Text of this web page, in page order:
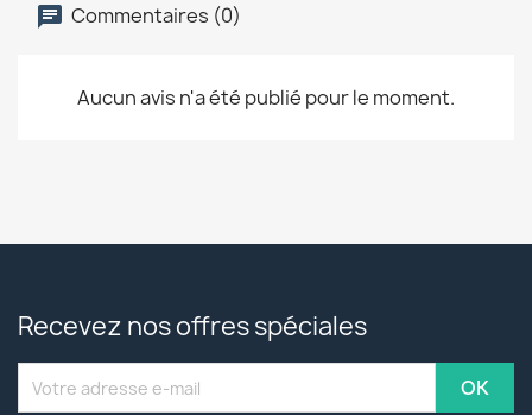
Commentaires (0)
Aucun avis n'a été publié pour le moment.
Recevez nos offres spéciales